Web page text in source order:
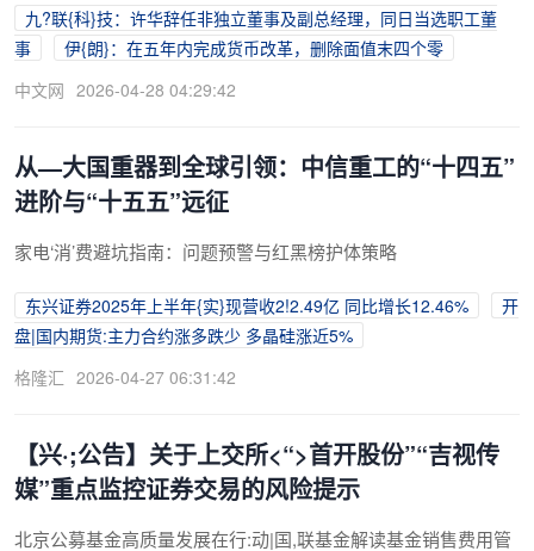
九?联{科}技：许华辞任非独立董事及副总经理，同日当选职工董
事
伊{朗}：在五年内完成货币改革，删除面值末四个零
中文网 2026-04-28 04:29:42
从—大国重器到全球引领：中信重工的“十四五”
进阶与“十五五”远征
家电‘消’费避坑指南：问题预警与红黑榜护体策略
东兴证券2025年上半年{实}现营收2!2.49亿 同比增长12.46%
开
盘|国内期货:主力合约涨多跌少 多晶硅涨近5%
格隆汇 2026-04-27 06:31:42
【兴·;公告】关于上交所<“>首开股份”“吉视传
媒”重点监控证券交易的风险提示
北京公募基金高质量发展在行:动|国,联基金解读基金销售费用管